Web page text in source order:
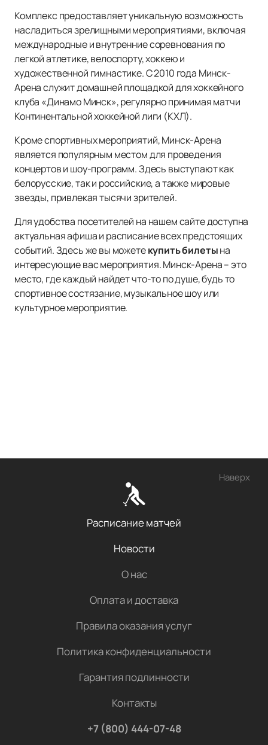
Комплекс предоставляет уникальную возможность
насладиться зрелищными мероприятиями, включая
международные и внутренние соревнования по
легкой атлетике, велоспорту, хоккею и
художественной гимнастике. С 2010 года Минск-
Арена служит домашней площадкой для хоккейного
клуба «Динамо Минск», регулярно принимая матчи
Континентальной хоккейной лиги (КХЛ).
Кроме спортивных мероприятий, Минск-Арена
является популярным местом для проведения
концертов и шоу-программ. Здесь выступают как
белорусские, так и российские, а также мировые
звезды, привлекая тысячи зрителей.
Для удобства посетителей на нашем сайте доступна
актуальная афиша и расписание всех предстоящих
событий. Здесь же вы можетекупить билетына
интересующие вас мероприятия. Минск-Арена – это
место, где каждый найдет что-то по душе, будь то
спортивное состязание, музыкальное шоу или
культурное мероприятие.
Наверх
Расписание матчей
Новости
О нас
Оплата и доставка
Правила оказания услуг
Политика конфиденциальности
Гарантия подлинности
Контакты
+7 (800) 444-07-48